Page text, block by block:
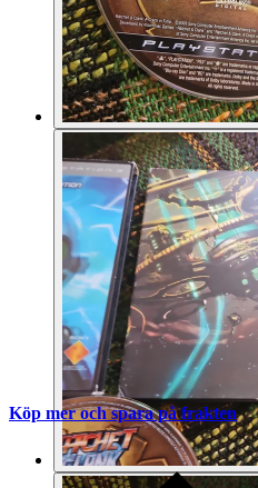
Köp mer och spara på frakten